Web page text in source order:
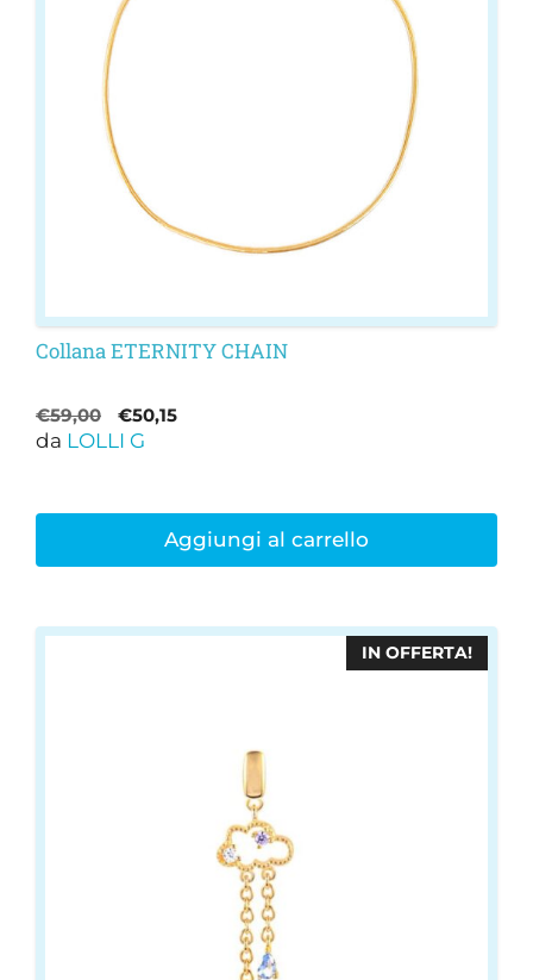
Collana ETERNITY CHAIN
€59,00
Il
prezzo
€59,00.
€50,15Il
€50,15.
da LOLLI G
Aggiungi al carrello
IN OFFERTA!